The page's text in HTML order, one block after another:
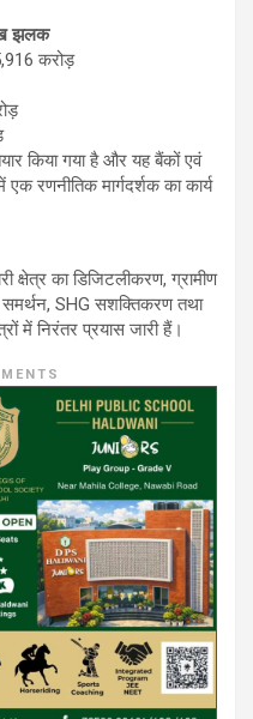
झलक
करोड़
किया गया है और यह बैंकों एवं
एक रणनीतिक मार्गदर्शक का कार्य
क्षेत्र का डिजिटलीकरण, ग्रामीण
समर्थन, SHG सशक्तिकरण तथा
में निरंतर प्रयास जारी हैं।